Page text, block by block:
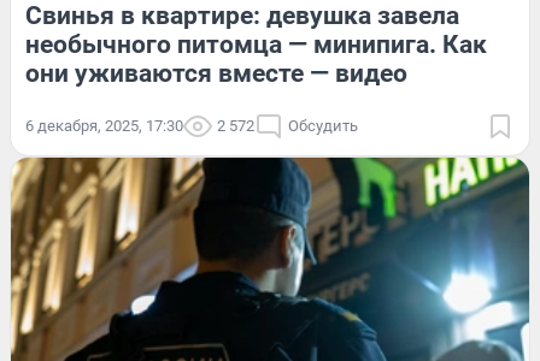
Свинья в квартире: девушка завела
необычного питомца — минипига. Как
они уживаются вместе — видео
6 декабря, 2025, 17:30 2 572 Обсудить